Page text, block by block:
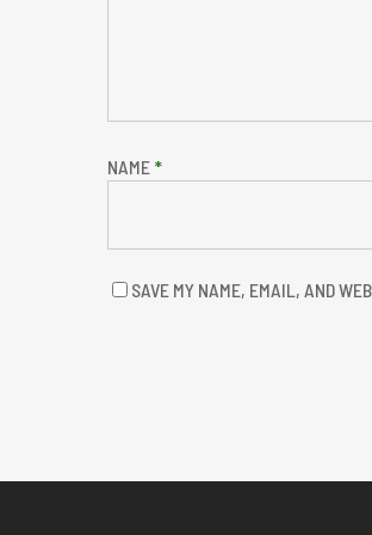
NAME *
SAVE MY NAME, EMAIL, AND